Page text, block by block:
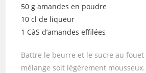
50 g amandes en poudre
10 cl de liqueur
1 CàS d’amandes effilées
Battre le beurre et le sucre au fouet
mélange soit légèrement mousseux.